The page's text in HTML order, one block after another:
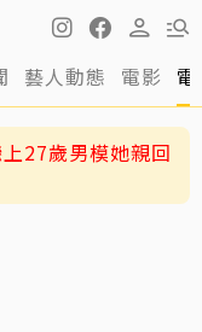
藝人動態 電影
婆紫布爾羞曝背